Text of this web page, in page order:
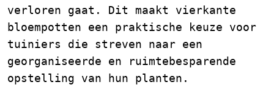
verloren gaat. Dit maakt vierkante
bloempotten een praktische keuze voor
tuiniers die streven naar een
georganiseerde en ruimtebesparende
opstelling van hun planten.